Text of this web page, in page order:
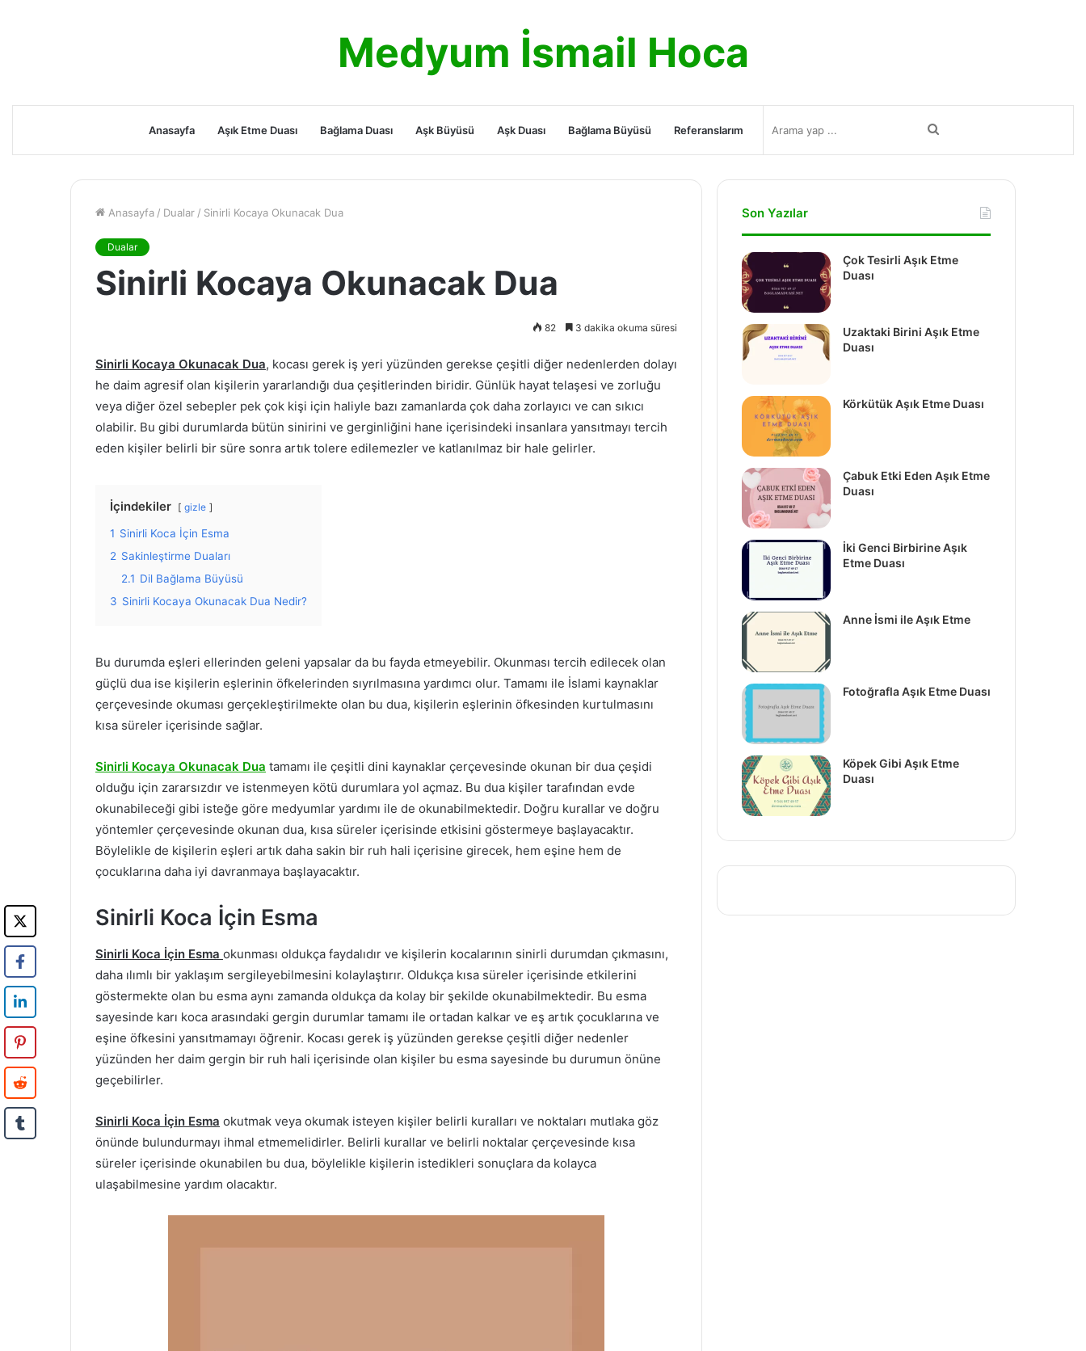
Medyum İsmail Hoca
Anasayfa Aşık Etme Duası Bağlama Duası Aşk Büyüsü Aşk Duası Bağlama Büyüsü Referanslarım Arama
yap
Anasayfa / Dualar / Sinirli Kocaya Okunacak Dua
Dualar
Sinirli Kocaya Okunacak Dua
82 3 dakika okuma süresi
Sinirli Kocaya Okunacak Dua, kocası gerek iş yeri yüzünden gerekse çeşitli diğer nedenlerden dolayı
he daim agresif olan kişilerin yararlandığı dua çeşitlerinden biridir. Günlük hayat telaşesi ve zorluğu
veya diğer özel sebepler pek çok kişi için haliyle bazı zamanlarda çok daha zorlayıcı ve can sıkıcı
olabilir. Bu gibi durumlarda bütün sinirini ve gerginliğini hane içerisindeki insanlara yansıtmayı tercih
eden kişiler belirli bir süre sonra artık tolere edilemezler ve katlanılmaz bir hale gelirler.
İçindekiler gizle
1 Sinirli Koca İçin Esma
2 Sakinleştirme Duaları
2.1 Dil Bağlama Büyüsü
3 Sinirli Kocaya Okunacak Dua Nedir?
Bu durumda eşleri ellerinden geleni yapsalar da bu fayda etmeyebilir. Okunması tercih edilecek olan
güçlü dua ise kişilerin eşlerinin öfkelerinden sıyrılmasına yardımcı olur. Tamamı ile İslami kaynaklar
çerçevesinde okuması gerçekleştirilmekte olan bu dua, kişilerin eşlerinin öfkesinden kurtulmasını
kısa süreler içerisinde sağlar.
Sinirli Kocaya Okunacak Dua tamamı ile çeşitli dini kaynaklar çerçevesinde okunan bir dua çeşidi
olduğu için zararsızdır ve istenmeyen kötü durumlara yol açmaz. Bu dua kişiler tarafından evde
okunabileceği gibi isteğe göre medyumlar yardımı ile de okunabilmektedir. Doğru kurallar ve doğru
yöntemler çerçevesinde okunan dua, kısa süreler içerisinde etkisini göstermeye başlayacaktır.
Böylelikle de kişilerin eşleri artık daha sakin bir ruh hali içerisine girecek, hem eşine hem de
çocuklarına daha iyi davranmaya başlayacaktır.
Sinirli Koca İçin Esma
Sinirli Koca İçin Esma okunması oldukça faydalıdır ve kişilerin kocalarının sinirli durumdan çıkmasını,
daha ılımlı bir yaklaşım sergileyebilmesini kolaylaştırır. Oldukça kısa süreler içerisinde etkilerini
göstermekte olan bu esma aynı zamanda oldukça da kolay bir şekilde okunabilmektedir. Bu esma
sayesinde karı koca arasındaki gergin durumlar tamamı ile ortadan kalkar ve eş artık çocuklarına ve
eşine öfkesini yansıtmamayı öğrenir. Kocası gerek iş yüzünden gerekse çeşitli diğer nedenler
yüzünden her daim gergin bir ruh hali içerisinde olan kişiler bu esma sayesinde bu durumun önüne
geçebilirler.
Sinirli Koca İçin Esma okutmak veya okumak isteyen kişiler belirli kuralları ve noktaları mutlaka göz
önünde bulundurmayı ihmal etmemelidirler. Belirli kurallar ve belirli noktalar çerçevesinde kısa
süreler içerisinde okunabilen bu dua, böylelikle kişilerin istedikleri sonuçlara da kolayca
ulaşabilmesine yardım olacaktır.
Son Yazılar
Çok Tesirli Aşık Etme
Duası
Uzaktaki Birini Aşık Etme
Duası
Körkütük Aşık Etme Duası
Çabuk Etki Eden Aşık Etme
Duası
İki Genci Birbirine Aşık
Etme Duası
Anne İsmi ile Aşık Etme
Fotoğrafla Aşık Etme Duası
Köpek Gibi Aşık Etme
Duası